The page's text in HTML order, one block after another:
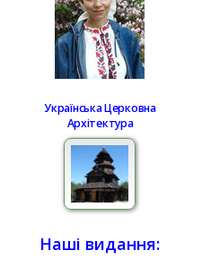
Українська Церковна
Архітектура
Наші видання: